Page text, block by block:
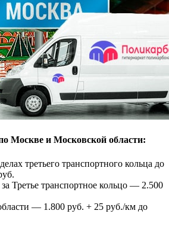
Москве и Московской области:
третьего транспортного кольца до
Третье транспортное кольцо — 2.500
— 1.800 руб. + 25 руб./км до